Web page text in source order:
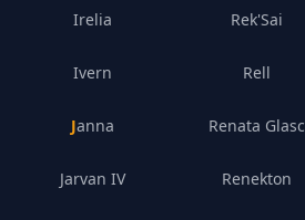
Irelia
Ivern
Janna
Jarvan IV
Rek'Sai
Rell
Renata Glasc
Renekton